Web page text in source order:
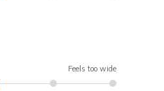
Feels too wide